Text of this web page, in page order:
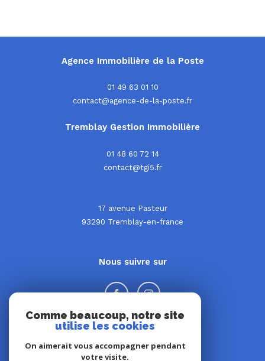
Agence Immobilière de la Poste
01 49 63 01 10
contact@agence-de-la-poste.fr
Tremblay Gestion Immobilière
01 48 60 72 14
contact@tgi5.fr
17 avenue Pasteur
93290
tremblay-en-france
Nous suivre sur
Adhérents
Comme beaucoup, notre site
utilise les cookies
On aimerait vous accompagner pendant
votre visite.